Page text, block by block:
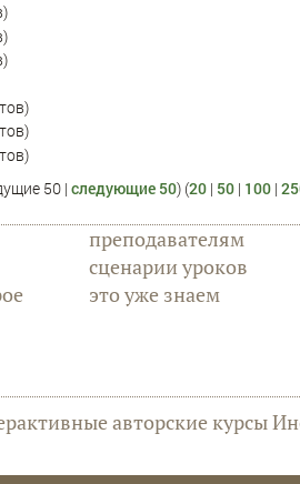
50 | следующие 50) (20 | 50 | 100 |
преподавателям
сценарии уроков
это уже знаем
авторские курсы